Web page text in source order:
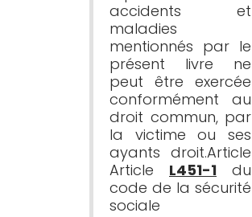
accidents et
maladies
mentionnés par le
présent livre ne
peut être exercée
conformément au
droit commun, par
la victime ou ses
ayants droit.Article
Article L451-1 du
code de la sécurité
sociale